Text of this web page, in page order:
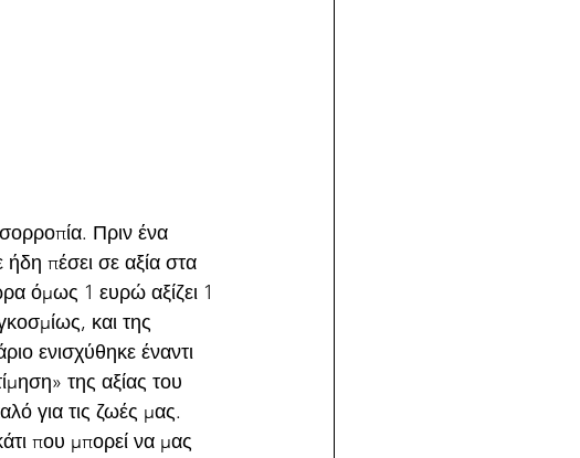
Πριν ένα
ήδη πέσει σε αξία στα
όμως 1 ευρώ αξίζει 1
και της
ενισχύθηκε έναντι
της αξίας του
για τις ζωές μας.
που μπορεί να μας